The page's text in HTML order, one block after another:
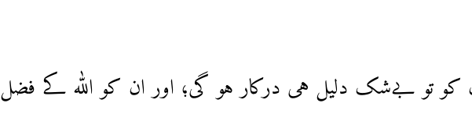
کو تو بےشک دلیل ہی درکار ہو گی؛ اور ان کو اللہ کے فضل